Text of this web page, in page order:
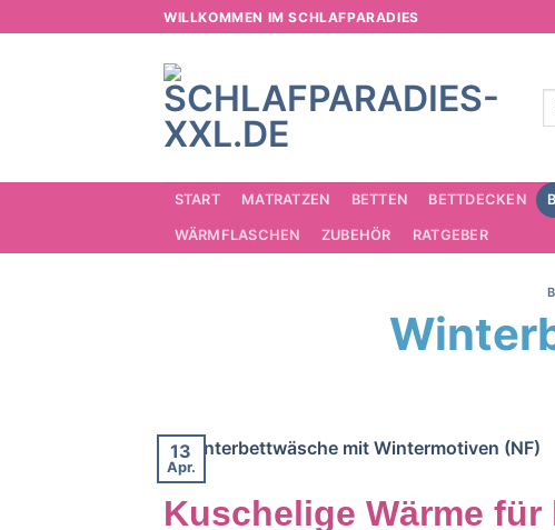
Inhalt
WILLKOMMEN IM SCHLAFPARADIES
START MATRATZEN BETTEN BETTDECKEN
WÄRMFLASCHEN ZUBEHÖR RATGEBER
13
Apr.
Kuschelige Wärme